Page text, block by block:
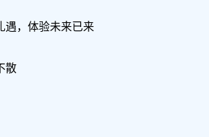
遇，体验未来已来
散